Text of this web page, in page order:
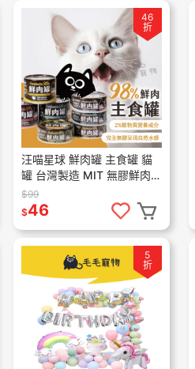
46
折
汪喵星球 鮮肉罐 主食罐 貓
罐 台灣製造 MIT 無膠鮮肉
$99
$46
5
折